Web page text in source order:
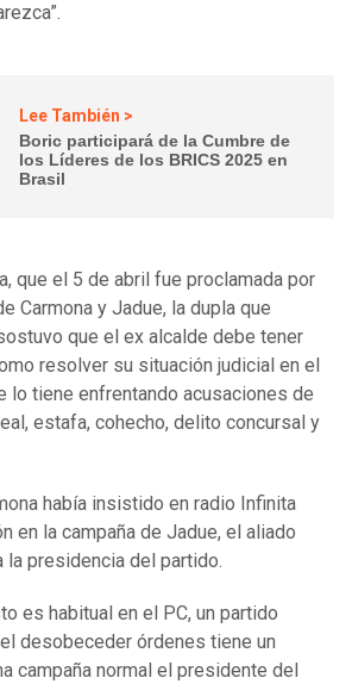
Lee También >
Boric participará de la Cumbre de
los Líderes de los BRICS 2025 en
Brasil
que el 5 de abril fue proclamada por
Carmona y Jadue, la dupla que
que el ex alcalde debe tener
resolver su situación judicial en el
lo tiene enfrentando acusaciones de
estafa, cohecho, delito concursal y
había insistido en radio Infinita
en la campaña de Jadue, el aliado
la presidencia del partido.
es habitual en el PC, un partido
desobeceder órdenes tiene un
campaña normal el presidente del